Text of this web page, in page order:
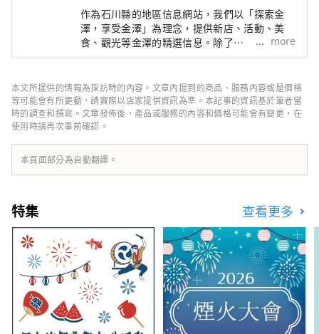
作為石川縣的地區信息網站，我們以「探索金
澤，享受金澤」為理念，提供新店、活動、美
食、觀光等金澤的精選信息。除了
「SmartNews」、「goo news」等日本國內媒
等海外媒體合作，向世界廣泛傳播石川縣的魅
力。
more
本文所提供的情報為採訪時的內容。文章內提到的商品、服務內容或是價格
等可能會有所更動，請實際以店家提供資訊為準。本記事的資訊基於筆者當
時的調查和撰寫。文章發佈後，產品或服務的內容和價格可能會有變更，在
使用時請再次事前確認。
本頁面部分為自動翻譯。
特集 查看更多